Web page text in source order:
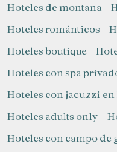
Hoteles de montaña
Hoteles románticos
Hoteles boutique
Hoteles con spa
Hoteles con jacuzzi
Hoteles adults only
Hoteles con campo de